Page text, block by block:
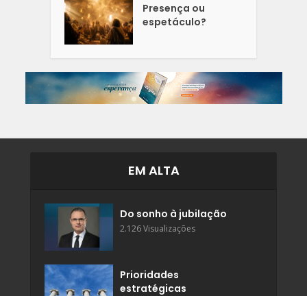
Presença ou
espetáculo?
EM ALTA
Do sonho à jubilação
2.126 Visualizações
Prioridades
estratégicas